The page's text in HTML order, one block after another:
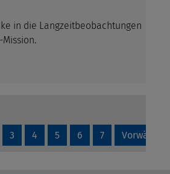
in die Langzeitbeobachtungen
3 4 5 6 7 Vorwärts